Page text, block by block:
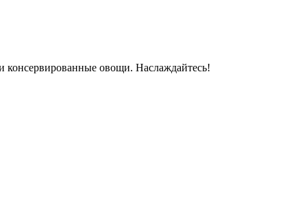
консервированные овощи. Наслаждайтесь!